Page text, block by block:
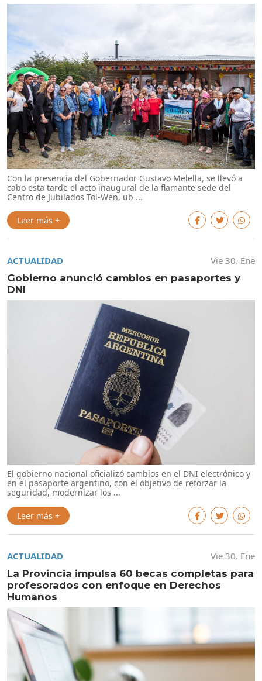
Con la presencia del Gobernador Gustavo Melella, se llevó a
cabo esta tarde el acto inaugural de la flamante sede del
Centro de Jubilados Tol-Wen, ub ...
Leer más +
ACTUALIDAD
Vie 30. Ene
Gobierno anunció cambios en pasaportes y
DNI
El gobierno nacional oficializó cambios en el DNI electrónico y
en el pasaporte argentino, con el objetivo de reforzar la
seguridad, modernizar los ...
Leer más +
ACTUALIDAD
Vie 30. Ene
La Provincia impulsa 60 becas completas para
profesorados con enfoque en Derechos
Humanos